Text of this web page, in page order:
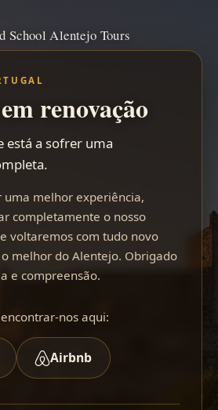
School Alentejo Tours
renovação
está a sofrer uma
uma melhor experiência,
completamente o nosso
voltaremos com tudo novo
melhor do Alentejo. Obrigado
e compreensão.
nos aqui:
Airbnb